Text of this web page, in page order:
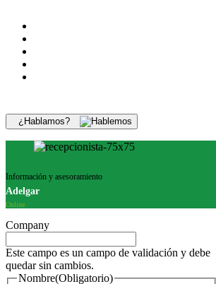
¿Hablamos?
Información y asesoramiento
Adelgar
Online
Company
Este campo es un campo de validación y debe
quedar sin cambios.
Nombre(Obligatorio)